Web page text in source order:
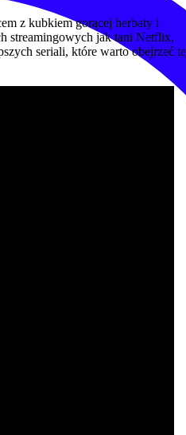
z kubkiem gorącej herbaty i
streamingowych jak tani Netflix,
seriali, które warto obejrzeć